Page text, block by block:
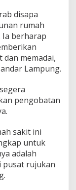
disapa
rumah
Ia berharap
dan memadai,
Lampung.
pengobatan
sakit ini
untuk
adalah
pusat rujukan